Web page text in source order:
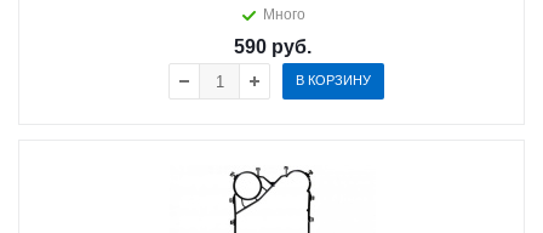
Много
590руб.
В КОРЗИНУ